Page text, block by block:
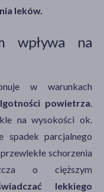
leków.
wpływa na
w warunkach
powietrza.
na wysokości ok.
spadek parcjalnego
schorzenia
o cięższym
lekkiego